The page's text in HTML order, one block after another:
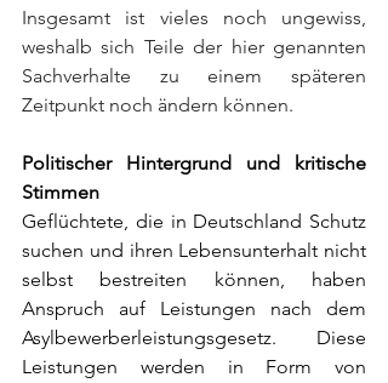
Insgesamt ist vieles noch ungewiss,
weshalb sich Teile der hier genannten
Sachverhalte zu einem späteren
Zeitpunkt noch ändern können.
Politischer Hintergrund und kritische
Stimmen
Geflüchtete, die in Deutschland Schutz
suchen und ihren Lebensunterhalt nicht
selbst bestreiten können, haben
Anspruch auf Leistungen nach dem
Asylbewerberleistungsgesetz. Diese
Leistungen werden in Form von